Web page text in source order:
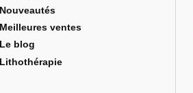
Nouveautés
Meilleures ventes
Le blog
Lithothérapie